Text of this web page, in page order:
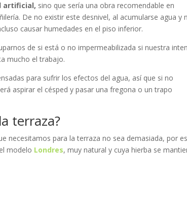
artificial, sino que sería una obra recomendable en
De no existir este desnivel, al acumularse agua y
causar humedades en el piso inferior.
de si está o no impermeabilizada si nuestra
mucho el trabajo.
para sufrir los efectos del agua, así que si no
aspirar el césped y pasar una fregona o un trapo
terraza?
necesitamos para la terraza no sea demasiada, por
modelo Londres, muy natural y cuya hierba se